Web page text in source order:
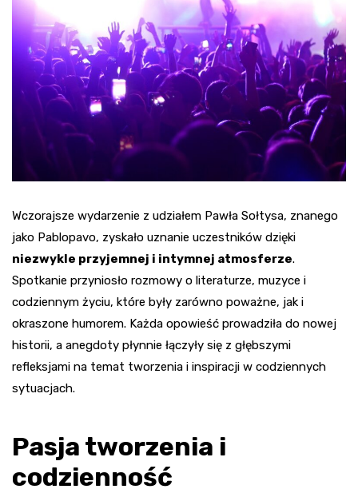
Wczorajsze wydarzenie z udziałem Pawła Sołtysa, znanego
jako Pablopavo, zyskało uznanie uczestników dzięki
niezwykle przyjemnej i intymnej atmosferze.
Spotkanie przyniosło rozmowy o literaturze, muzyce i
codziennym życiu, które były zarówno poważne, jak i
okraszone humorem. Każda opowieść prowadziła do nowej
historii, a anegdoty płynnie łączyły się z głębszymi
refleksjami na temat tworzenia i inspiracji w codziennych
sytuacjach.
Pasja tworzenia i
codzienność